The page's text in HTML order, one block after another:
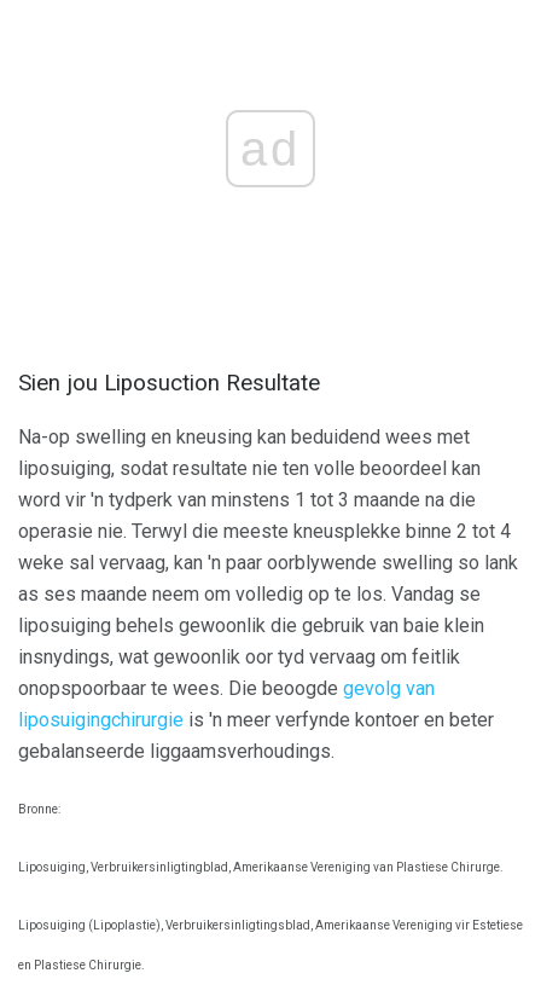
ad
Sien jou Liposuction Resultate
Na-op swelling en kneusing kan beduidend wees met
liposuiging, sodat resultate nie ten volle beoordeel kan
word vir 'n tydperk van minstens 1 tot 3 maande na die
operasie nie. Terwyl die meeste kneusplekke binne 2 tot 4
weke sal vervaag, kan 'n paar oorblywende swelling so lank
as ses maande neem om volledig op te los. Vandag se
liposuiging behels gewoonlik die gebruik van baie klein
insnydings, wat gewoonlik oor tyd vervaag om feitlik
onopspoorbaar te wees. Die beoogde gevolg van
liposuigingchirurgie is 'n meer verfynde kontoer en beter
gebalanseerde liggaamsverhoudings.
Bronne:
Liposuiging, Verbruikersinligtingblad, Amerikaanse Vereniging van Plastiese Chirurge.
Liposuiging (Lipoplastie), Verbruikersinligtingsblad, Amerikaanse Vereniging vir Estetiese
en Plastiese Chirurgie.